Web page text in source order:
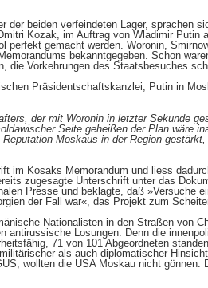
der beiden verfeindeten Lager, sprachen
Kozak, im Auftrag von Wladimir Putin
perfekt gemacht werden. Woronin,
bekanntgegeben. Schon
Vorkehrungen des Staatsbesuches
Präsidentschaftskanzlei, Putin in
der mit Woronin in letzter Sekunde
Seite geheißen der Plan wäre
Moskaus in der Region
im Kosaks Memorandum und liess
zugesagte Unterschrift unter das
Presse und beklagte, daß »Versuche
der Fall war«, das Projekt zum
Nationalisten in den Straßen von
antirussische Losungen. Denn die
71 von 101 Abgeordneten
als auch diplomatischer
wollten die USA Moskau nicht gönnen.